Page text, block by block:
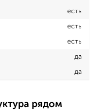
есть
есть
есть
да
да
рядом